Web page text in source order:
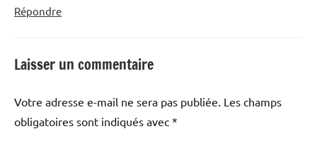
Répondre
Laisser un commentaire
Votre adresse e-mail ne sera pas publiée. Les champs
obligatoires sont indiqués avec *